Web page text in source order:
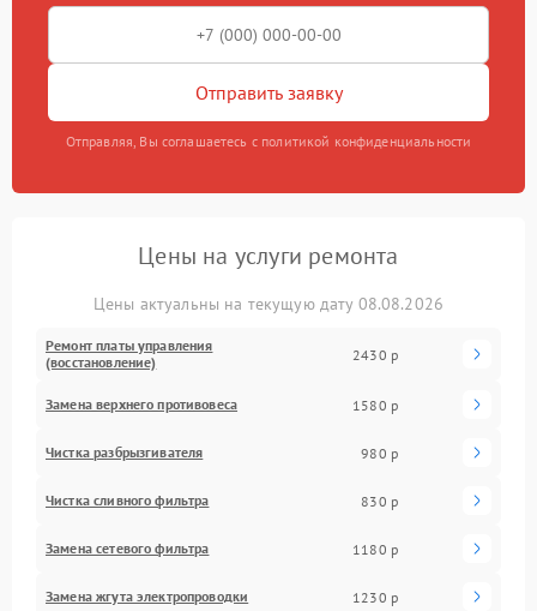
Отправить заявку
Отправляя, Вы соглашаетесь с политикой конфиденциальности
Цены на услуги ремонта
Цены актуальны на текущую дату 08.08.2026
Ремонт платы управления
(восстановление)
2430 р
Замена верхнего противовеса 1580 р
Чистка разбрызгивателя 980 р
Чистка сливного фильтра 830 р
Замена сетевого фильтра 1180 р
Замена жгута электропроводки 1230 р